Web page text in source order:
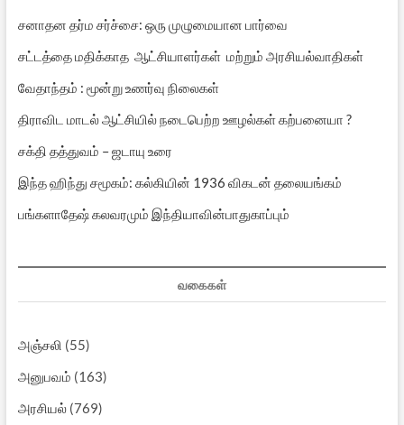
சனாதன தர்ம சர்ச்சை: ஒரு முழுமையான பார்வை
சட்டத்தை மதிக்காத ஆட்சியாளர்கள் மற்றும் அரசியல்வாதிகள்
வேதாந்தம் : மூன்று உணர்வு நிலைகள்
திராவிட மாடல் ஆட்சியில் நடைபெற்ற ஊழல்கள் கற்பனையா ?
சக்தி தத்துவம் – ஜடாயு உரை
இந்த ஹிந்து சமூகம்: கல்கியின் 1936 விகடன் தலையங்கம்
பங்களாதேஷ் கலவரமும் இந்தியாவின்பாதுகாப்பும்
வகைகள்
அஞ்சலி (55)
அனுபவம் (163)
அரசியல்(769)